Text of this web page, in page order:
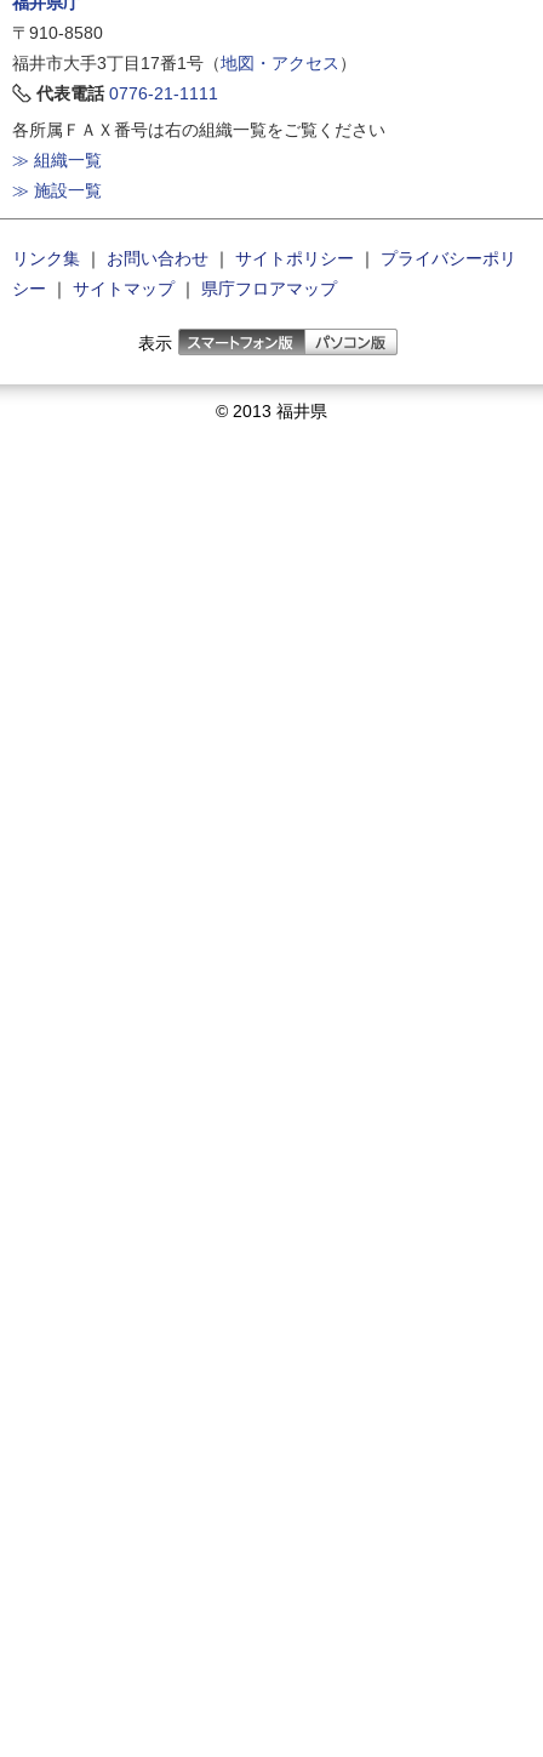
〒910-8580
福井市大手3丁目17番1号（地図・アクセス ）
代表電話 0776-21-1111
各所属ＦＡＸ番号は右の組織一覧をご覧ください
≫ 組織一覧
≫ 施設一覧
リンク集 ｜ お問い合わせ ｜ サイトポリシー ｜
プライバシーポリ
シー ｜ サイトマップ｜ 県庁フロアマップ
表示
© 2013 福井県